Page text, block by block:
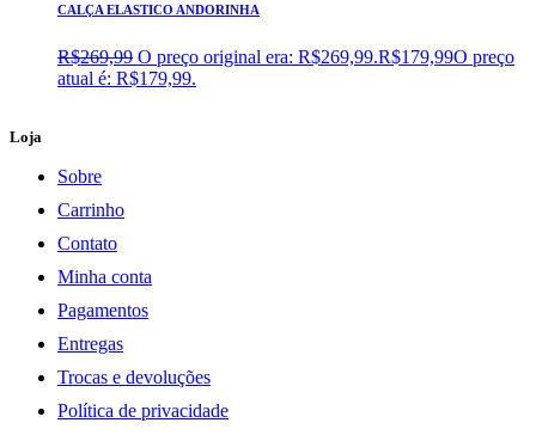
CALÇA ELASTICO ANDORINHA
R$269,99 O preço original era: R$269,99.R$179,99O preço
atual é: R$179,99.
Loja
Sobre
Carrinho
Contato
Minha conta
Pagamentos
Entregas
Trocas e devoluções
Política de privacidade